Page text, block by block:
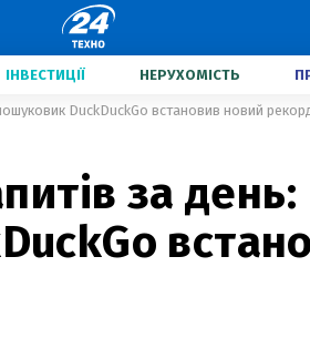
ІНВЕСТИЦІЇ НЕРУХОМІСТЬ
DuckDuckGo встановив новий
за день: